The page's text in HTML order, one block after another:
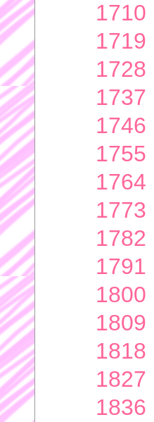
1710
1719
1728
1737
1746
1755
1764
1773
1782
1791
1800
1809
1818
1827
1836